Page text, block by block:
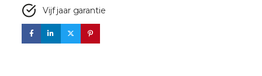
Vijf jaar garantie